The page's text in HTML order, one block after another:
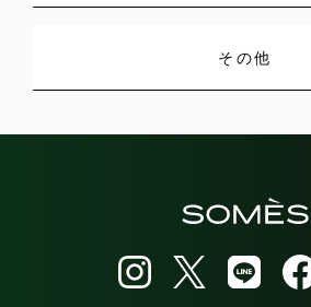
その他